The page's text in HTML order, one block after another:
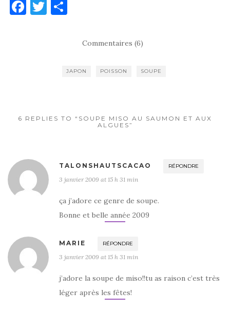
F
k
T
er
Commentaires (6)
JAPON POISSON SOUPE
6 REPLIES TO “SOUPE MISO AU SAUMON ET AUX
ALGUES”
TALONSHAUTSCACAO RÉPONDRE
3 janvier 2009 at 15 h 31 min
ça j’adore ce genre de soupe.
Bonne et belle année 2009
MARIE RÉPONDRE
3 janvier 2009 at 15 h 31 min
j’adore la soupe de miso!!tu as raison c’est très
léger après les fêtes!